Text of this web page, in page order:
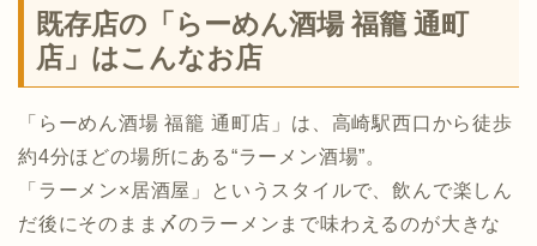
既存店の「らーめん酒場 福籠 通町
店」はこんなお店
「らーめん酒場 福籠 通町店」は、高崎駅西口から徒歩
約4分ほどの場所にある“ラーメン酒場”。
「ラーメン×居酒屋」というスタイルで、飲んで楽しん
だ後にそのまま〆のラーメンまで味わえるのが大きな